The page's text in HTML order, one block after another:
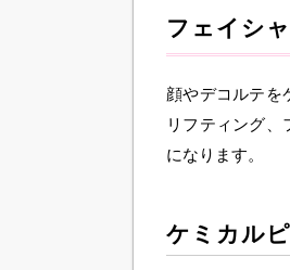
フェイシ
顔やデコルテを
リフティング
になります。
ケミカル